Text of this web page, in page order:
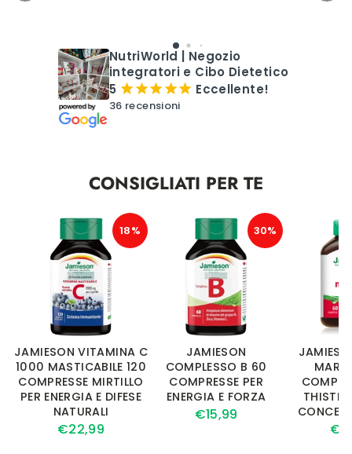
NutriWorld | Negozio
integratori e Cibo Dietetico
5 ¡¡¡¡¡ Eccellente!
36 recensioni
CONSIGLIATI PER TE
18%
JAMIESON VITAMINA C
1000 MASTICABILE 120
COMPRESSE MIRTILLO
PER ENERGIA E DIFESE
NATURALI
€22,99
30%
JAMIESON
COMPLESSO B 60
COMPRESSE PER
ENERGIA E FORZA
€15,99